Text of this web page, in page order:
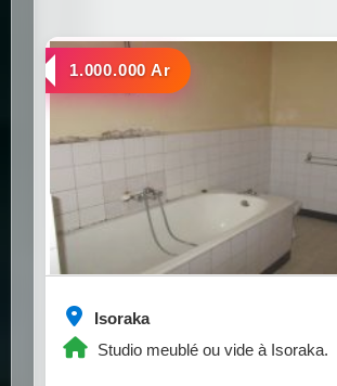
Isoraka
Studio meublé ou vide à Isoraka.
a louer
1.000.000 Ar